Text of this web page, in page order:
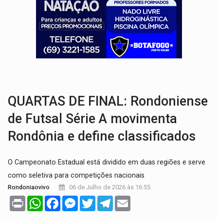
VÍDEO:Motocicletas batem de frente e duas pessoas ficam
BATALHA DO JK:Grande Final do Duelo Estadual de MC's acontece neste
NA BR-364:Identificado motociclista que morreu após bater de
QUARTAS DE FINAL: Rondoniense
de Futsal Série A movimenta
Rondônia e define classificados
O Campeonato Estadual está dividido em duas regiões e serve
como seletiva para competições nacionais
Rondoniaovivo 06 de Julho de 2026 às 16:55
Print WhatsAppFacebookMessenger
TwitterTelegram